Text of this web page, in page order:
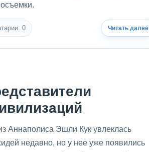
0 Читать далее
Аннаполиса Эшли Кук увлеклась
недавно, но у нее уже появились